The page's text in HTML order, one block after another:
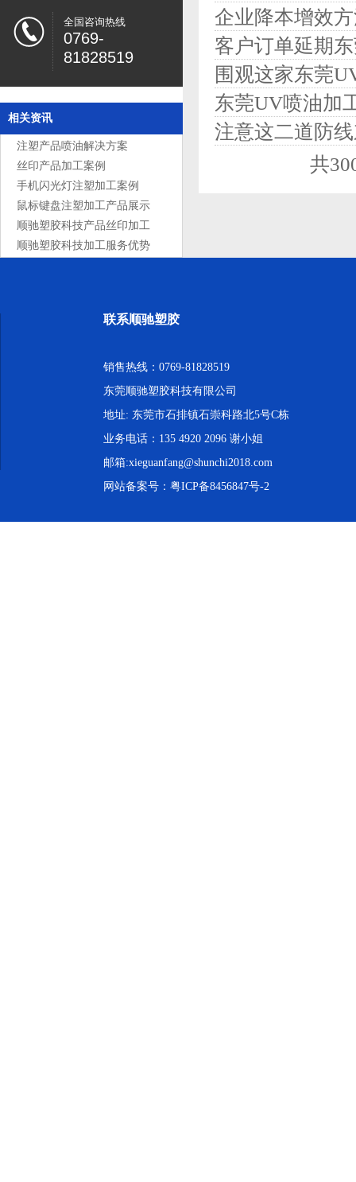
全国咨询热线
0769-
81828519
相关资讯
注塑产品喷油解决方案
丝印产品加工案例
手机闪光灯注塑加工案例
鼠标键盘注塑加工产品展示
顺驰塑胶科技产品丝印加工
服务
顺驰塑胶科技加工服务优势
企业降本增效
客户订单延期
围观这家东莞
东莞UV喷油加
注意这二道防
共
联系顺驰塑胶
销售热线：0769-81828519
东莞顺驰塑胶科技有限公司
地址: 东莞市石排镇石崇科路北5号C栋
业务电话：135 4920 2096 谢小姐
邮箱:xieguanfang@shunchi2018.com
网站备案号： 粤ICP备8456847号-2